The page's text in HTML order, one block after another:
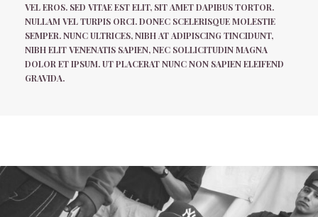
VEL EROS. SED VITAE EST ELIT, SIT AMET DAPIBUS TORTOR.
NULLAM VEL TURPIS ORCI. DONEC SCELERISQUE MOLESTIE
SEMPER. NUNC ULTRICES, NIBH AT ADIPISCING TINCIDUNT,
NIBH ELIT VENENATIS SAPIEN, NEC SOLLICITUDIN MAGNA
DOLOR ET IPSUM. UT PLACERAT NUNC NON SAPIEN ELEIFEND
GRAVIDA.